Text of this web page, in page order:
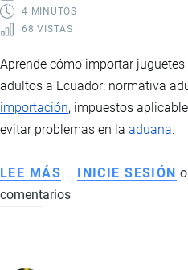
Y
REQUISITOS
4 MINUTOS
68 VISTAS
Aprende cómo importar
adultos a Ecuador: normativa
importación, impuestos
evitar problemas en la aduana.
LEE MÁS SOBRE
CÓMO
INICIE SESIÓN o
comentarios